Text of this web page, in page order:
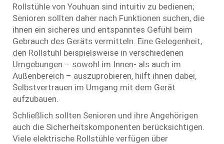
Rollstühle von Youhuan sind intuitiv zu bedienen;
Senioren sollten daher nach Funktionen suchen, die
ihnen ein sicheres und entspanntes Gefühl beim
Gebrauch des Geräts vermitteln. Eine Gelegenheit,
den Rollstuhl beispielsweise in verschiedenen
Umgebungen – sowohl im Innen- als auch im
Außenbereich – auszuprobieren, hilft ihnen dabei,
Selbstvertrauen im Umgang mit dem Gerät
aufzubauen.
Schließlich sollten Senioren und ihre Angehörigen
auch die Sicherheitskomponenten berücksichtigen.
Viele elektrische Rollstühle verfügen über